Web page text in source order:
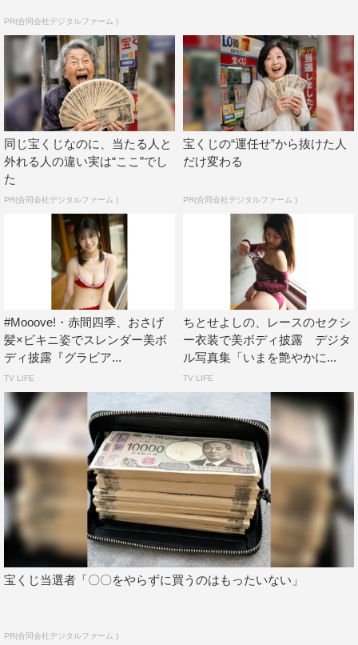
PR(合同会社デジタルファーム )
同じ宝くじなのに、当たる人と
外れる人の違い実は“ここ”でし
た
PR(合同会社デジタルファーム )
宝くじの“運任せ”から抜けた人
だけ変わる
PR(合同会社デジタルファーム )
#Mooove!・赤間四季、おさげ
髪×ビキニ姿でスレンダー美ボ
ディ披露『グラビア...
TV LIFE
ちとせよしの、レースのセクシ
ー衣装で美ボディ披露 デジタ
ル写真集「いまを艶やかに...
TV LIFE
宝くじ当選者「〇〇をやらずに買うのはもったいない」
PR(合同会社デジタルファーム )